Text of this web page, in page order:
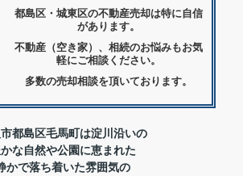
都島区・城東区の不動産売却は特に自信
があります。
不動産（空き家）、相続のお悩みもお気
軽にご相談ください。
多数の売却相談を頂いております。
都島区毛馬町は淀川沿いの
な自然や公園に恵まれた
かで落ち着いた雰囲気の